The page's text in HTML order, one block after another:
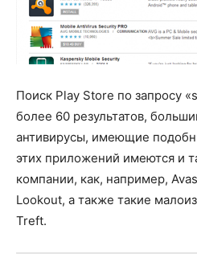
Поиск Play Store по запросу
более 60 результатов,
антивирусы, имеющие
этих приложений имеются и
компании, как, например,
Lookout, а также такие
Treft.